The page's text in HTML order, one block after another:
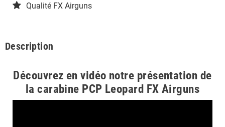
Qualité FX Airguns
Description
Découvrez en vidéo notre présentation de
la carabine PCP Leopard FX Airguns